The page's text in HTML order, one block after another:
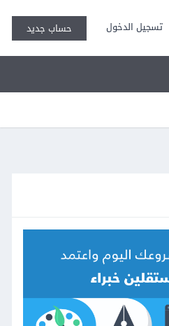
تسجيل الدخول حساب جديد